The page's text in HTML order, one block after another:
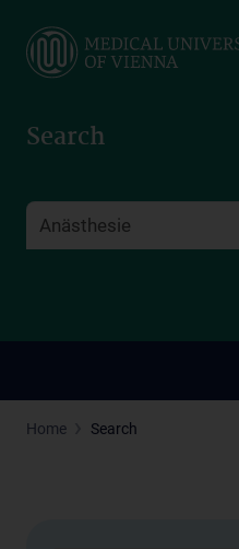
main
Search
Home Search